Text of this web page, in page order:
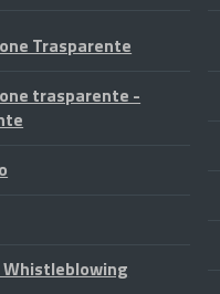
Trasparente
trasparente -